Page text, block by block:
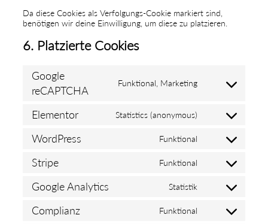
Da diese Cookies als Verfolgungs-Cookie markiert sind,
benötigen wir deine Einwilligung, um diese zu platzieren.
6. Platzierte Cookies
Google
reCAPTCHA
Funktional, Marketing
Elementor Statistics (anonymous)
WordPress Funktional
Stripe Funktional
Google Analytics Statistik
Complianz Funktional